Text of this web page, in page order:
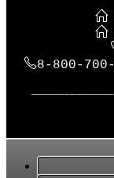
8-800-